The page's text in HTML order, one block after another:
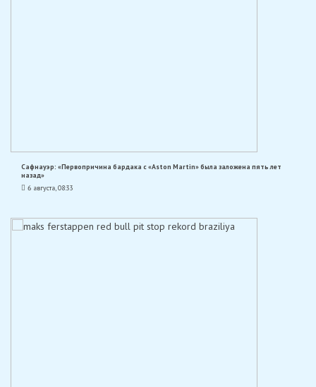
Сафнауэр: «Первопричина бардака с «Aston Martin» была заложена пять лет
назад»
6 августа, 08:33